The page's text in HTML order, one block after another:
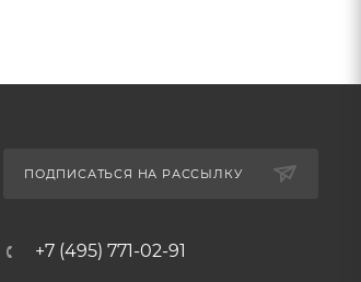
ПОДПИСАТЬСЯ НА РАССЫЛКУ
+7 (495) 771-02-91